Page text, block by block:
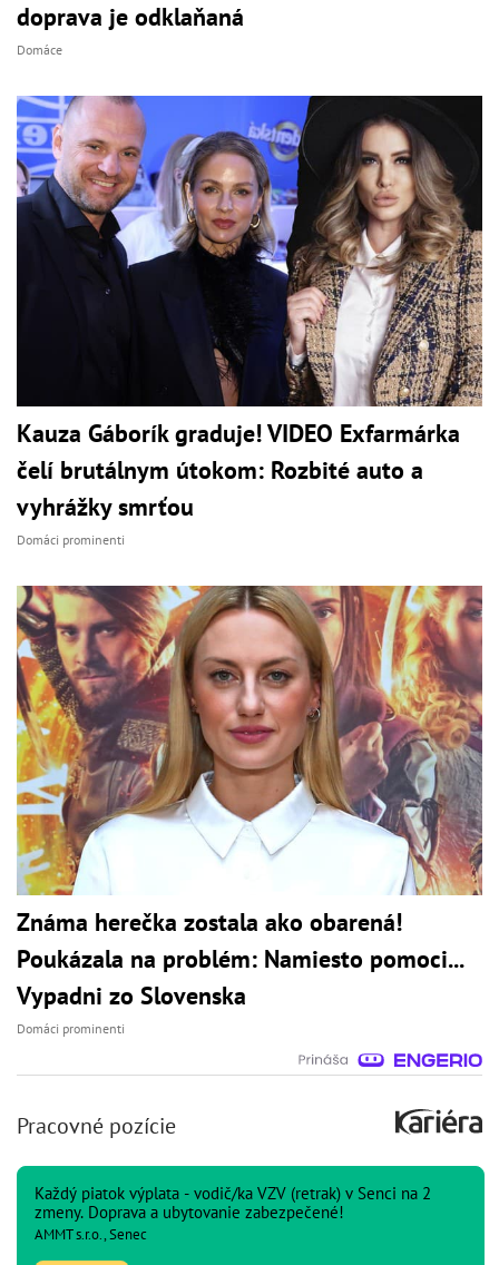
doprava je odklaňaná
Domáce
Kauza Gáborík graduje! VIDEO Exfarmárka
čelí brutálnym útokom: Rozbité auto a
vyhrážky smrťou
Domáci prominenti
Známa herečka zostala ako obarená!
Poukázala na problém: Namiesto pomoci...
Vypadni zo Slovenska
Domáci prominenti
Pracovné pozície
Každý piatok výplata - vodič/ka VZV (retrak) v Senci na 2
zmeny. Doprava a ubytovanie zabezpečené!
AMMT s.r.o., Senec